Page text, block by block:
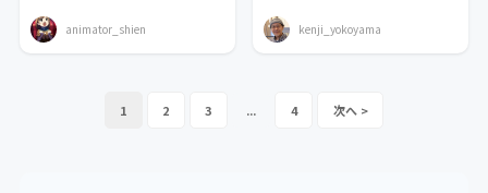
animator_shien kenji_yokoyama
1 2 3 ... 4